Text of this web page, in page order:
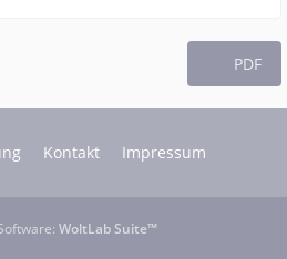
PDF
Kontakt Impressum
WoltLab Suite™